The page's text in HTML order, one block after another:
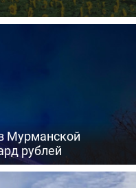
Мурманской
рублей